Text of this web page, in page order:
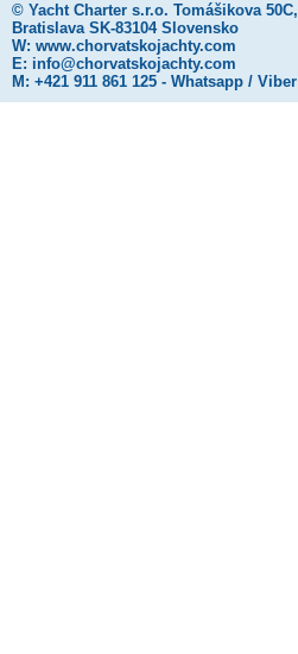
© Yacht Charter s.r.o. Tomášikova 50C,
Bratislava SK-83104 Slovensko
W: www.chorvatskojachty.com
E: info@chorvatskojachty.com
M: +421 911 861 125 - Whatsapp / Viber